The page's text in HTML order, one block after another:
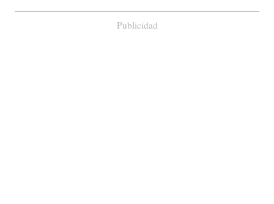
Publicidad